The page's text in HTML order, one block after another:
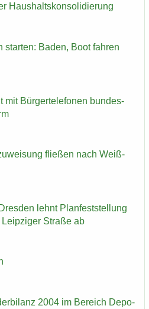
Haus­halts­kon­so­li­die­rung
star­ten: Baden, Boot fah­ren
mit Bür­ger­te­le­fo­nen bun­des­
flie­ßen nach Weiß­
lehnt Plan­fest­stel­lung
Stra­ße ab
2004 im Be­reich De­po­